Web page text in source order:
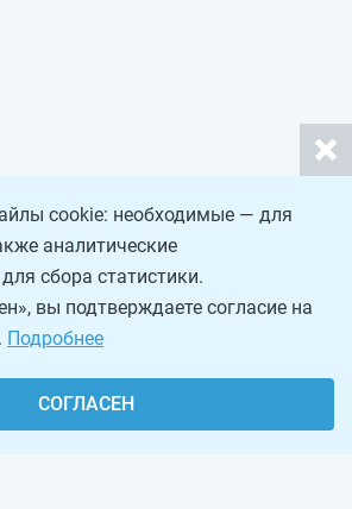
cookie: необходимые — для
аналитические
сбора статистики.
вы подтверждаете согласие на
Подробнее
СОГЛАСЕН